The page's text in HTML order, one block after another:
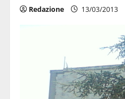
Redazione 13/03/2013